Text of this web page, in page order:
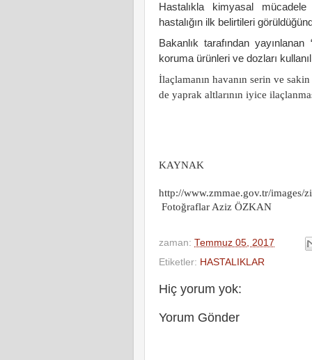
Hastalıkla kimyasal
hastalığın ilk belirtileri
Bakanlık tarafından
koruma ürünleri ve dozları
İlaçlamanın havanın serin ve
de yaprak altlarının iyice
KAYNAK
http://www.zmmae.gov.tr/images/
Fotoğraflar Aziz ÖZKAN
zaman: Temmuz 05, 2017
Etiketler: HASTALIKLAR
Hiç yorum yok:
Yorum Gönder